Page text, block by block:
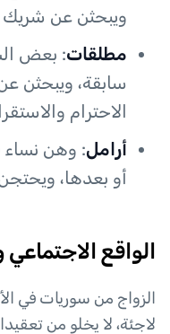
ويبحثن عن شريك
مطلقات: بعض
سابقة، ويبحثن
الاحترام
أرامل: وهن نساء
أو بعدها،
الواقع الاجتماعي
الزواج من سوريات في
لاجئة، لا يخلو من